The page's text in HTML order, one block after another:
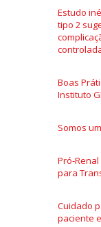
Estudo
tipo 2
Boas
Instituto
Somos
Pró-Renal
para
Cuidado
paciente